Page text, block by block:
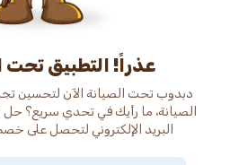
عذراً! التطبيق تحت
دبدوب تحت الصيانة الآن لتحسين
الصيانة، ما رأيك في تحدي سريع؟ حل
البريد الإلكتروني لتحصل